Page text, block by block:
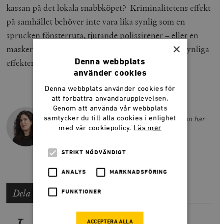
kassan på det lokala snabbköpet? Kriminalitetens effekt
på samhället behöver inte vara lika synlig som en
sprucken fönsterruta, tjutande polissirener – eller en
maskerad rånare på väg från en brottsplats. De osynliga
effekterna kan vara precis lika förödande.
NAOMI ABRAMOWICZ
Naomi Abramowicz är frilansskribent. Hon har
tidigare arbetat som pressekreterare för
Dela artikeln
×
Denna webbplats
använder cookies
Denna webbplats använder cookies för
att förbättra användarupplevelsen.
Genom att använda vår webbplats
samtycker du till alla cookies i enlighet
med vår cookiepolicy. Läs mer
STRIKT NÖDVÄNDIGT
ANALYS MARKNADSFÖRING
FUNKTIONER
ACCEPTERA ALLA